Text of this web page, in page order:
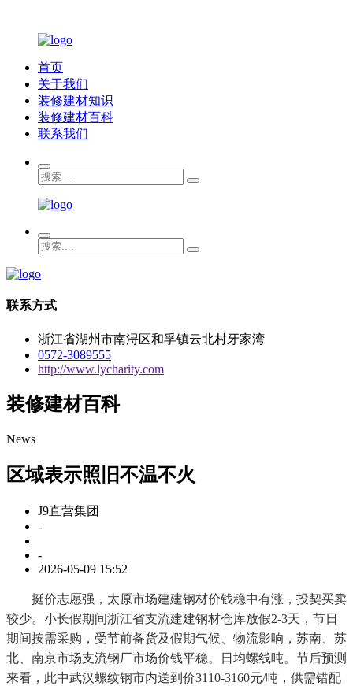
首页
关于我们
装修建材知识
装修建材百科
联系我们
联系方式
浙江省湖州市南浔区和孚镇云北村牙家湾
0572-3089555
http://www.lycharity.com
装修建材百科
News
区域表示照旧不温不火
J9直营集团
-
-
2026-05-09 15:52
挺价志愿强，太原市场建建钢材价钱稳中有涨，投契买卖
较少。小长假期间浙江省支流建建钢材仓库放假2-3天，节日
期间按需采购，受节前备货及假期气候、物流影响，苏南、苏
北、南京市场支流钢厂市场价钱平稳。日均螺线吨。节后预测
来看，此中武汉螺纹钢市内送到价3110-3160元/吨，供需错配